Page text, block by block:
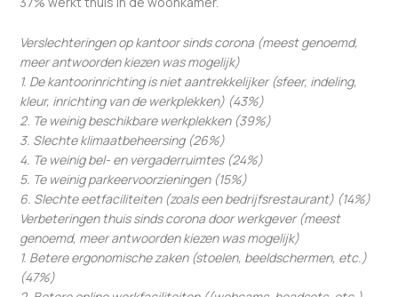
Verslechteringen op kantoor sinds corona (meest genoemd,
meer antwoorden kiezen was mogelijk)
1. De kantoorinrichting is niet aantrekkelijker (sfeer, indeling,
kleur, inrichting van de werkplekken) (43%)
2. Te weinig beschikbare werkplekken (39%)
3. Slechte klimaatbeheersing (26%)
4. Te weinig bel- en vergaderruimtes (24%)
5. Te weinig parkeervoorzieningen (15%)
6. Slechte eetfaciliteiten (zoals een bedrijfsrestaurant) (14%)
Verbeteringen thuis sinds corona door werkgever (meest
genoemd, meer antwoorden kiezen was mogelijk)
1. Betere ergonomische zaken (stoelen, beeldschermen, etc.)
(47%)